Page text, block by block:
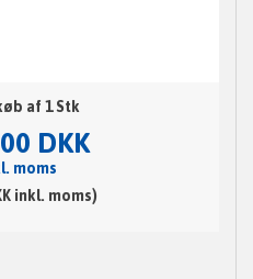
af 1 Stk
DKK
moms
inkl. moms)